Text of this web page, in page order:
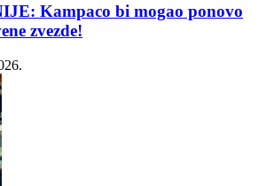
Kampaco bi mogao ponovo
zvezde!